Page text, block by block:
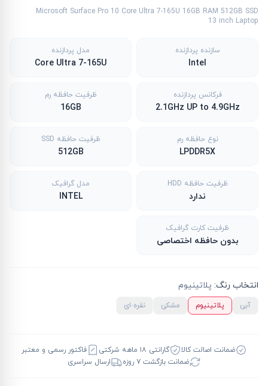
Microsoft Surface Pro 10 Core Ultra 7-165U 16GB RAM 512GB SSD
13 inch Laptop
سازنده پردازنده
Intel
مدل پردازنده
Core Ultra 7-165U
فرکانس پردازنده
2.1GHz UP to 4.9GHz
ظرفیت حافظه رم
16GB
نوع حافظه رم
LPDDR5X
ظرفیت حافظه SSD
512GB
ظرفیت حافظه HDD
ندارد
مدل گرافیک
INTEL
ظرفیت کارت گرافیک
بدون حافظه اختصاصی
انتخاب رنگ: پلاتینیوم
آبی پلاتینیوم مشکی نقره ای
ضمانت اصالت کالا گارانتی ۱۸ ماهه شرکتی
فاکتور رسمی و معتبر
ضمانت بازگشت ۷ روزه
ارسال سراسری